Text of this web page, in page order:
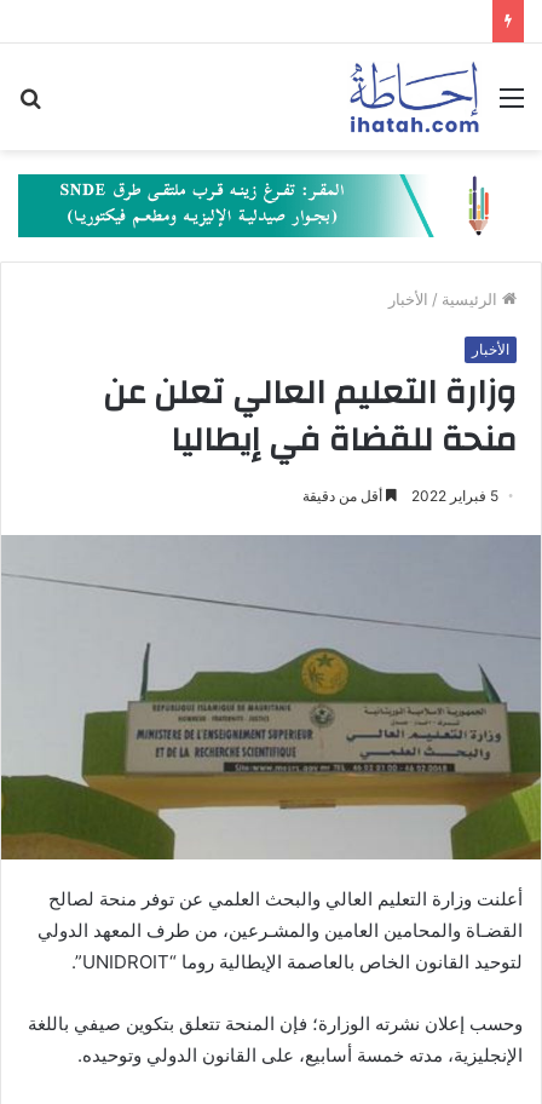
القائمة
الرئيسية / الأخبار
الأخبار
وزارة التعليم العالي تعلن عن
منحة للقضاة في إيطاليا
5 فبراير 2022 أقل من دقيقة
أعلنت وزارة التعليم العالي والبحث العلمي عن توفر منحة لصالح
القضـاة والمحامين العامين والمشـرعين، من طرف المعهد الدولي
لتوحيد القانون الخاص بالعاصمة الإيطالية روما “UNIDROIT”.
وحسب إعلان نشرته الوزارة؛ فإن المنحة تتعلق بتكوين صيفي باللغة
الإنجليزية، مدته خمسة أسابيع، على القانون الدولي وتوحيده.